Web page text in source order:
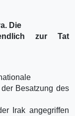
Die
zur Tat
Besatzung des
Irak angegriffen